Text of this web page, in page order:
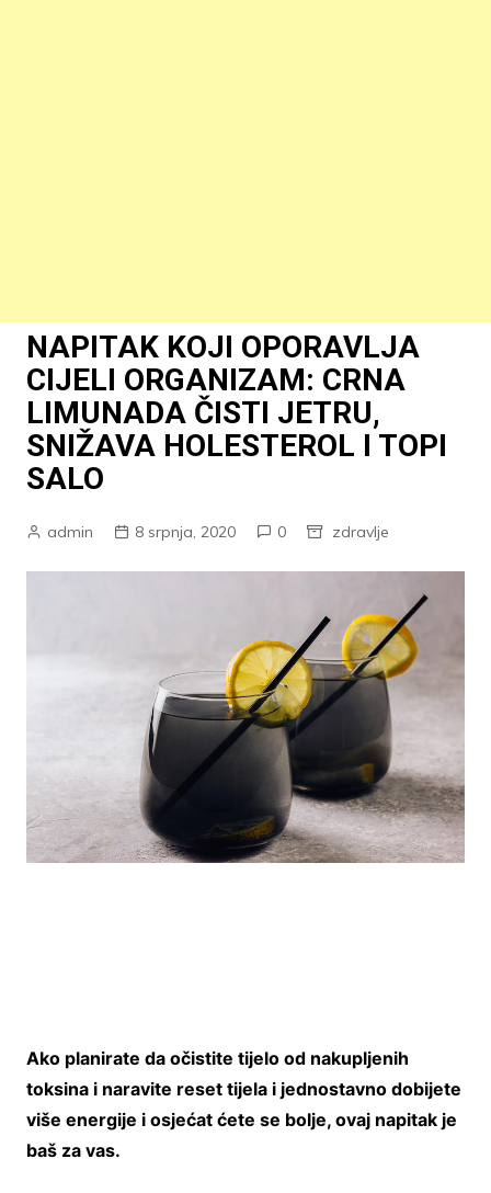
NAPITAK KOJI OPORAVLJA
CIJELI ORGANIZAM: CRNA
LIMUNADA ČISTI JETRU,
SNIŽAVA HOLESTEROL I TOPI
SALO
admin 8 srpnja, 2020 0 zdravlje
Ako planirate da očistite tijelo od nakupljenih
toksina i naravite reset tijela i jednostavno dobijete
više energije i osjećat ćete se bolje, ovaj napitak je
baš za vas.